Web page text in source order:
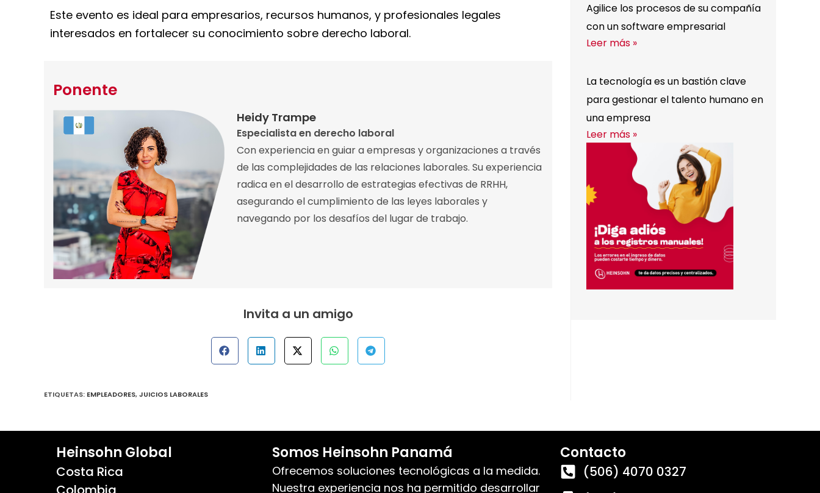
Este evento es ideal para empresarios, recursos humanos, y profesionales legales
interesados en fortalecer su conocimiento sobre derecho laboral.
Ponente
Heidy Trampe
Especialista en derecho laboral
Con experiencia en guiar a empresas y organizaciones a través
de las complejidades de las relaciones laborales. Su experiencia
radica en el desarrollo de estrategias efectivas de RRHH,
asegurando el cumplimiento de las leyes laborales y
navegando por los desafíos del lugar de trabajo.
Invita a un amigo
ETIQUETAS: EMPLEADORES,JUICIOS LABORALES
Agilice los procesos de su compañía
con un software empresarial
Leer más »
La tecnología es un bastión clave
para gestionar el talento humano en
una empresa
Leer más »
Heinsohn Global
Costa Rica
Somos Heinsohn Panamá
Ofrecemos soluciones tecnológicas a la medida.
Nuestra experiencia nos ha permitido desarrollar
Contacto
(506) 4070 0327